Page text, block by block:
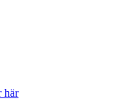
här